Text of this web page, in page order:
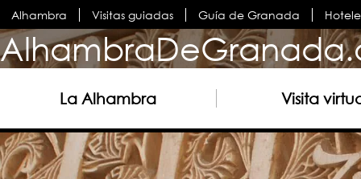
Alhambra Visitas guiadas Guía de Granada
La Alhambra Visita